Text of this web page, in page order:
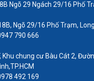
liên hệ ngay với
nhân viên chúng tôi
máy bơm hóa chất FTI
Ngõ 29 Ngách 29/16 Phố
Ngõ 29/16 Phố Trạm,
790 666
Khu chung cư Bàu Cát 2,
492 169